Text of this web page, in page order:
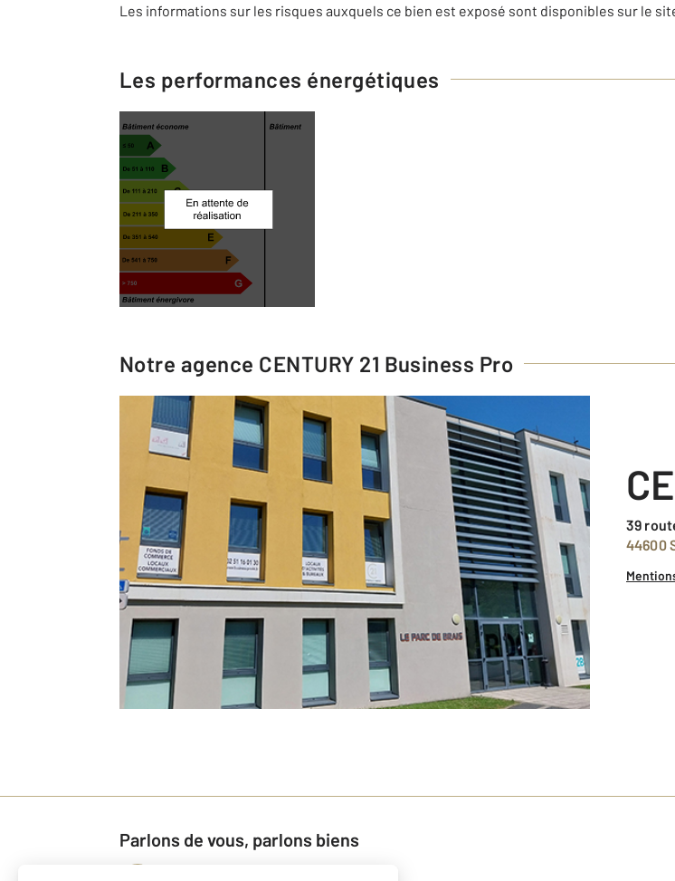
Les informations sur les risques auxquels ce bien est exposé sont disponibles sur le
Les performances énergétiques
Notre agence CENTURY 21 Business Pro
39
44600
Parlons de vous, parlons biens